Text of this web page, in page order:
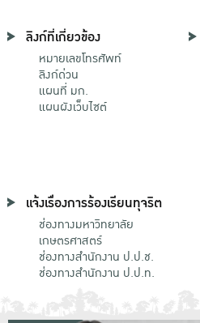
ลิงก์ที่เกี่ยวข้อง
หมายเลขโทรศัพท์
ลิงก์ด่วน
แผนที่ มก.
แผนผังเว็บไซต์
แจ้งเรื่องการร้องเรียนทุจริต
ช่องทางมหาวิทยาลัย
เกษตรศาสตร์
ช่องทางสำนักงาน ป.ป.ช.
ช่องทางสำนักงาน ป.ป.ท.